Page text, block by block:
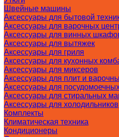
Швейные машины
Аксессуары для бытовой
Аксессуары для варочных
Аксессуары для винных
Аксессуары для вытяжек
Аксессуары для гриля
Аксессуары для кухонных
Аксессуары для миксеров
Аксессуары для плит и
Аксессуары для
Аксессуары для стиральных
Аксессуары для холодильников
Комплекты
Климатическая техника
Кондиционеры